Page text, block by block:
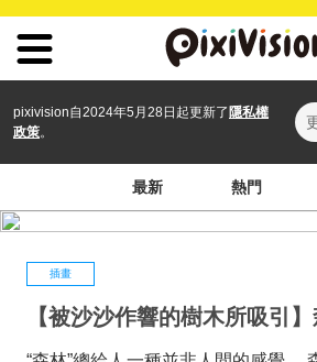
pixivision自2024年5月28日起更新了 隱私權
政策。
最新 熱門
插畫
【被沙沙作響的樹木所吸引